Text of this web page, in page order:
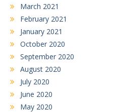
March 2021
February 2021
January 2021
October 2020
September 2020
August 2020
July 2020
June 2020
May 2020